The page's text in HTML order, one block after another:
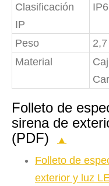
Clasificación
IP
Peso
Material
Folleto de
sirena de
(PDF)
▲
Folleto de
exterior y luz